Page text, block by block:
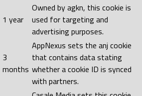
1 year
Owned by agkn, this cookie is
used for targeting and
advertising purposes.
3
months
AppNexus sets the anj cookie
that contains data stating
whether a cookie ID is synced
with partners.